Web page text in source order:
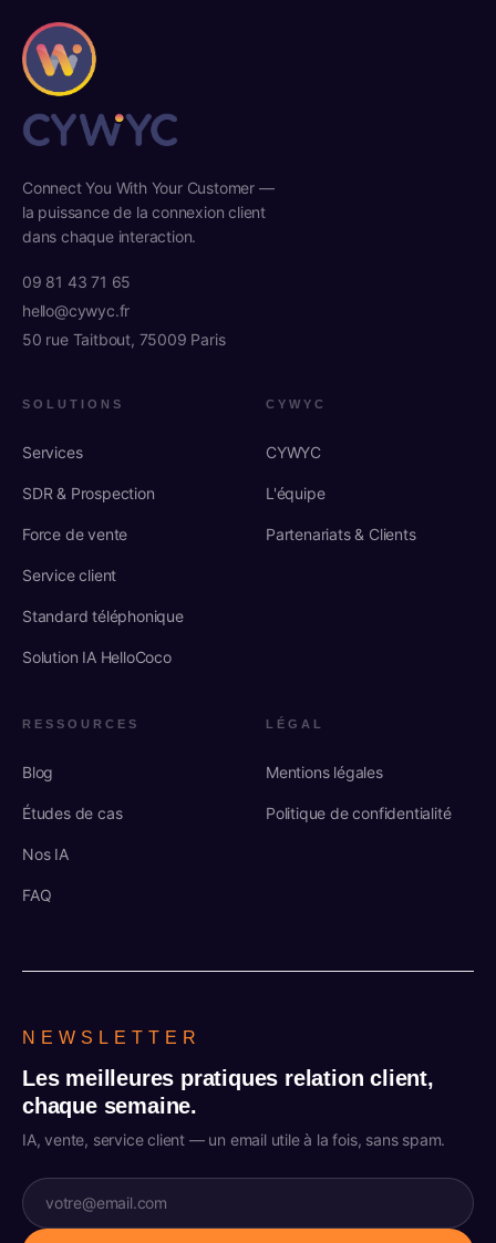
Connect You With Your Customer —
la puissance de la connexion client
dans chaque interaction.
09 81 43 71 65
hello@cywyc.fr
50 rue Taitbout, 75009 Paris
SOLUTIONS
Services
SDR & Prospection
Force de vente
Service client
Standard téléphonique
Solution IA HelloCoco
CYWYC
CYWYC
L'équipe
Partenariats & Clients
RESSOURCES
Blog
Études de cas
Nos IA
FAQ
LÉGAL
Mentions légales
Politique de confidentialité
NEWSLETTER
Les meilleures pratiques relation client,
chaque semaine.
IA, vente, service client — un email utile à la fois, sans spam.